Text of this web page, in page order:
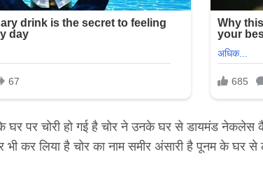
घर पर चोरी हो गई है चोर ने उनके घर से डायमंड
भी कर लिया है चोर का नाम समीर अंसारी है पूनम के